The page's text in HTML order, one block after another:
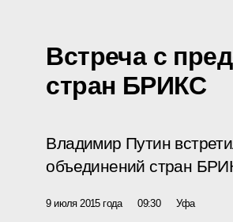
Встреча с
стран БРИКС
Владимир Путин
объединений стран
9 июля 2015 года 09:30 Уфа